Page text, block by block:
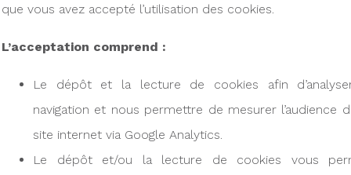
que vous avez accepté l’utilisation des cookies.
L’acceptation comprend :
Le dépôt et la lecture de cookies afin
navigation et nous permettre de mesurer l’audience
site internet via Google Analytics.
Le dépôt et/ou la lecture de cookies vous